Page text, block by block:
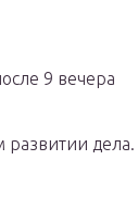
9 вечера
дела.